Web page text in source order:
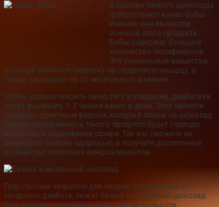
В составе любого шоколада
присутствуют какао-бобы.
Именно они являются
основой этого продукта.
Бобы содержат большое
количество полифенолов.
Это уникальные вещества,
которые снижают нагрузку на сердечную мышцу, а
также защищают ее от негативного влияния.
Чтобы удовлетворить свою тягу к сладкому, диабетики
могут выпивать 1-2 чашки какао в день. Этот напиток
обладает приятным вкусом, который похож на шоколад.
Однако калорийность такого продукта будет гораздо
ниже, как и содержание сахара. Так вы сможете не
навредить своему здоровью, а получите достаточное
количество полезных микроэлементов.
Под строгим запретом для людей, страдающих от
сахарного диабета, лежит белый и молочный шоколад.
Они высококалорийны, основаны на большом